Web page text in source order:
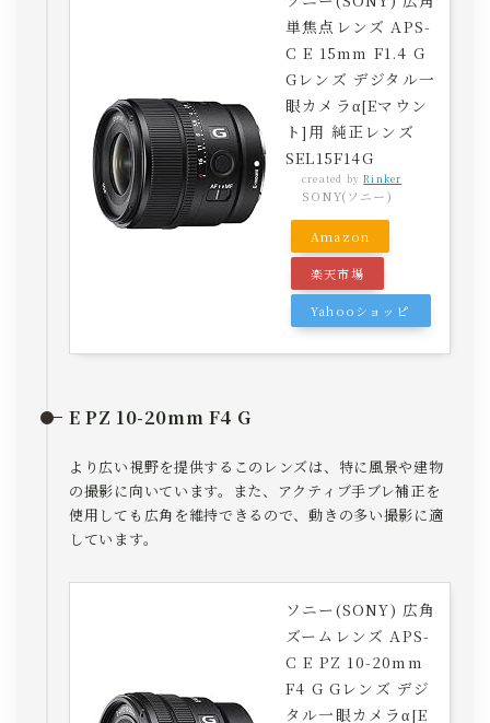
単焦点レンズ APS-
C E 15mm F1.4 G
Gレンズ デジタル一
眼カメラα[Eマウン
ト]用 純正レンズ
SEL15F14G
created byRinker
SONY(ソニー)
Amazon
楽天市場
Yahooショッピ
E PZ 10-20mm F4 G
より広い視野を提供するこのレンズは、特に風景や建物
の撮影に向いています。また、アクティブ手ブレ補正を
使用しても広角を維持できるので、動きの多い撮影に適
しています。
ソニー(SONY) 広角
ズームレンズ APS-
C E PZ 10-20mm
F4 G Gレンズ デジ
タル一眼カメラα[E
約2,500種類のカメラ・レンズが1,188 円（税込）
【日本最大級】機材レンタルは